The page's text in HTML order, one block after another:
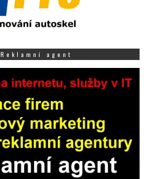
Reklamní agent